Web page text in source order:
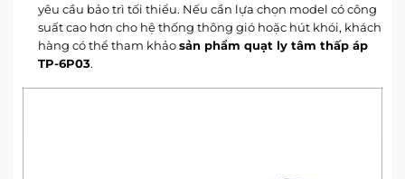
yêu cầu bảo trì tối thiểu. Nếu cần lựa chọn model có công
suất cao hơn cho hệ thống thông gió hoặc hút khói, khách
hàng có thể tham khảosản phẩm quạt ly tâm thấp áp
TP-6P03.